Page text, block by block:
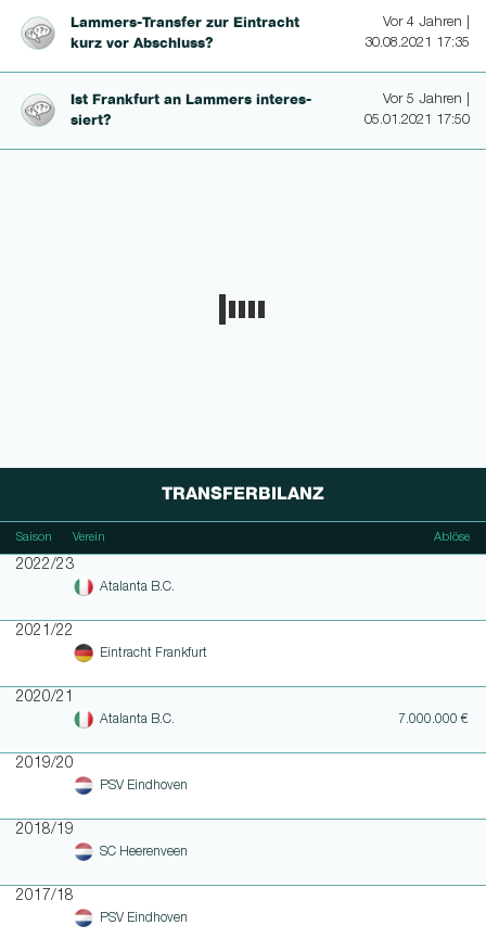
Lam­mers-Transfer zur Eintracht
kurz vor Abschluss?
Vor 4 Jahren |
30.08.2021 17:35
Ist Frankfurt an Lammers in­te­res­
siert?
Vor 5 Jahren |
05.01.2021 17:50
TRANSFERBILANZ
Saison Verein Ablöse
2022/23
Atalanta B.C.
2021/22
Eintracht Frankfurt
2020/21
Atalanta B.C. 7.000.000 €
2019/20
PSV Eindhoven
2018/19
SC Heerenveen
2017/18
PSV Eindhoven